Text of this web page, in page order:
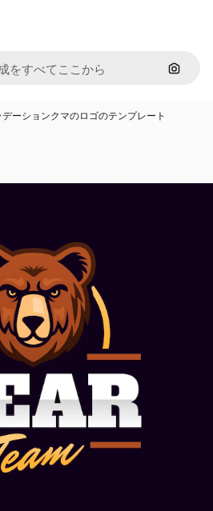
画像で
ーションクマのロゴのテンプレート